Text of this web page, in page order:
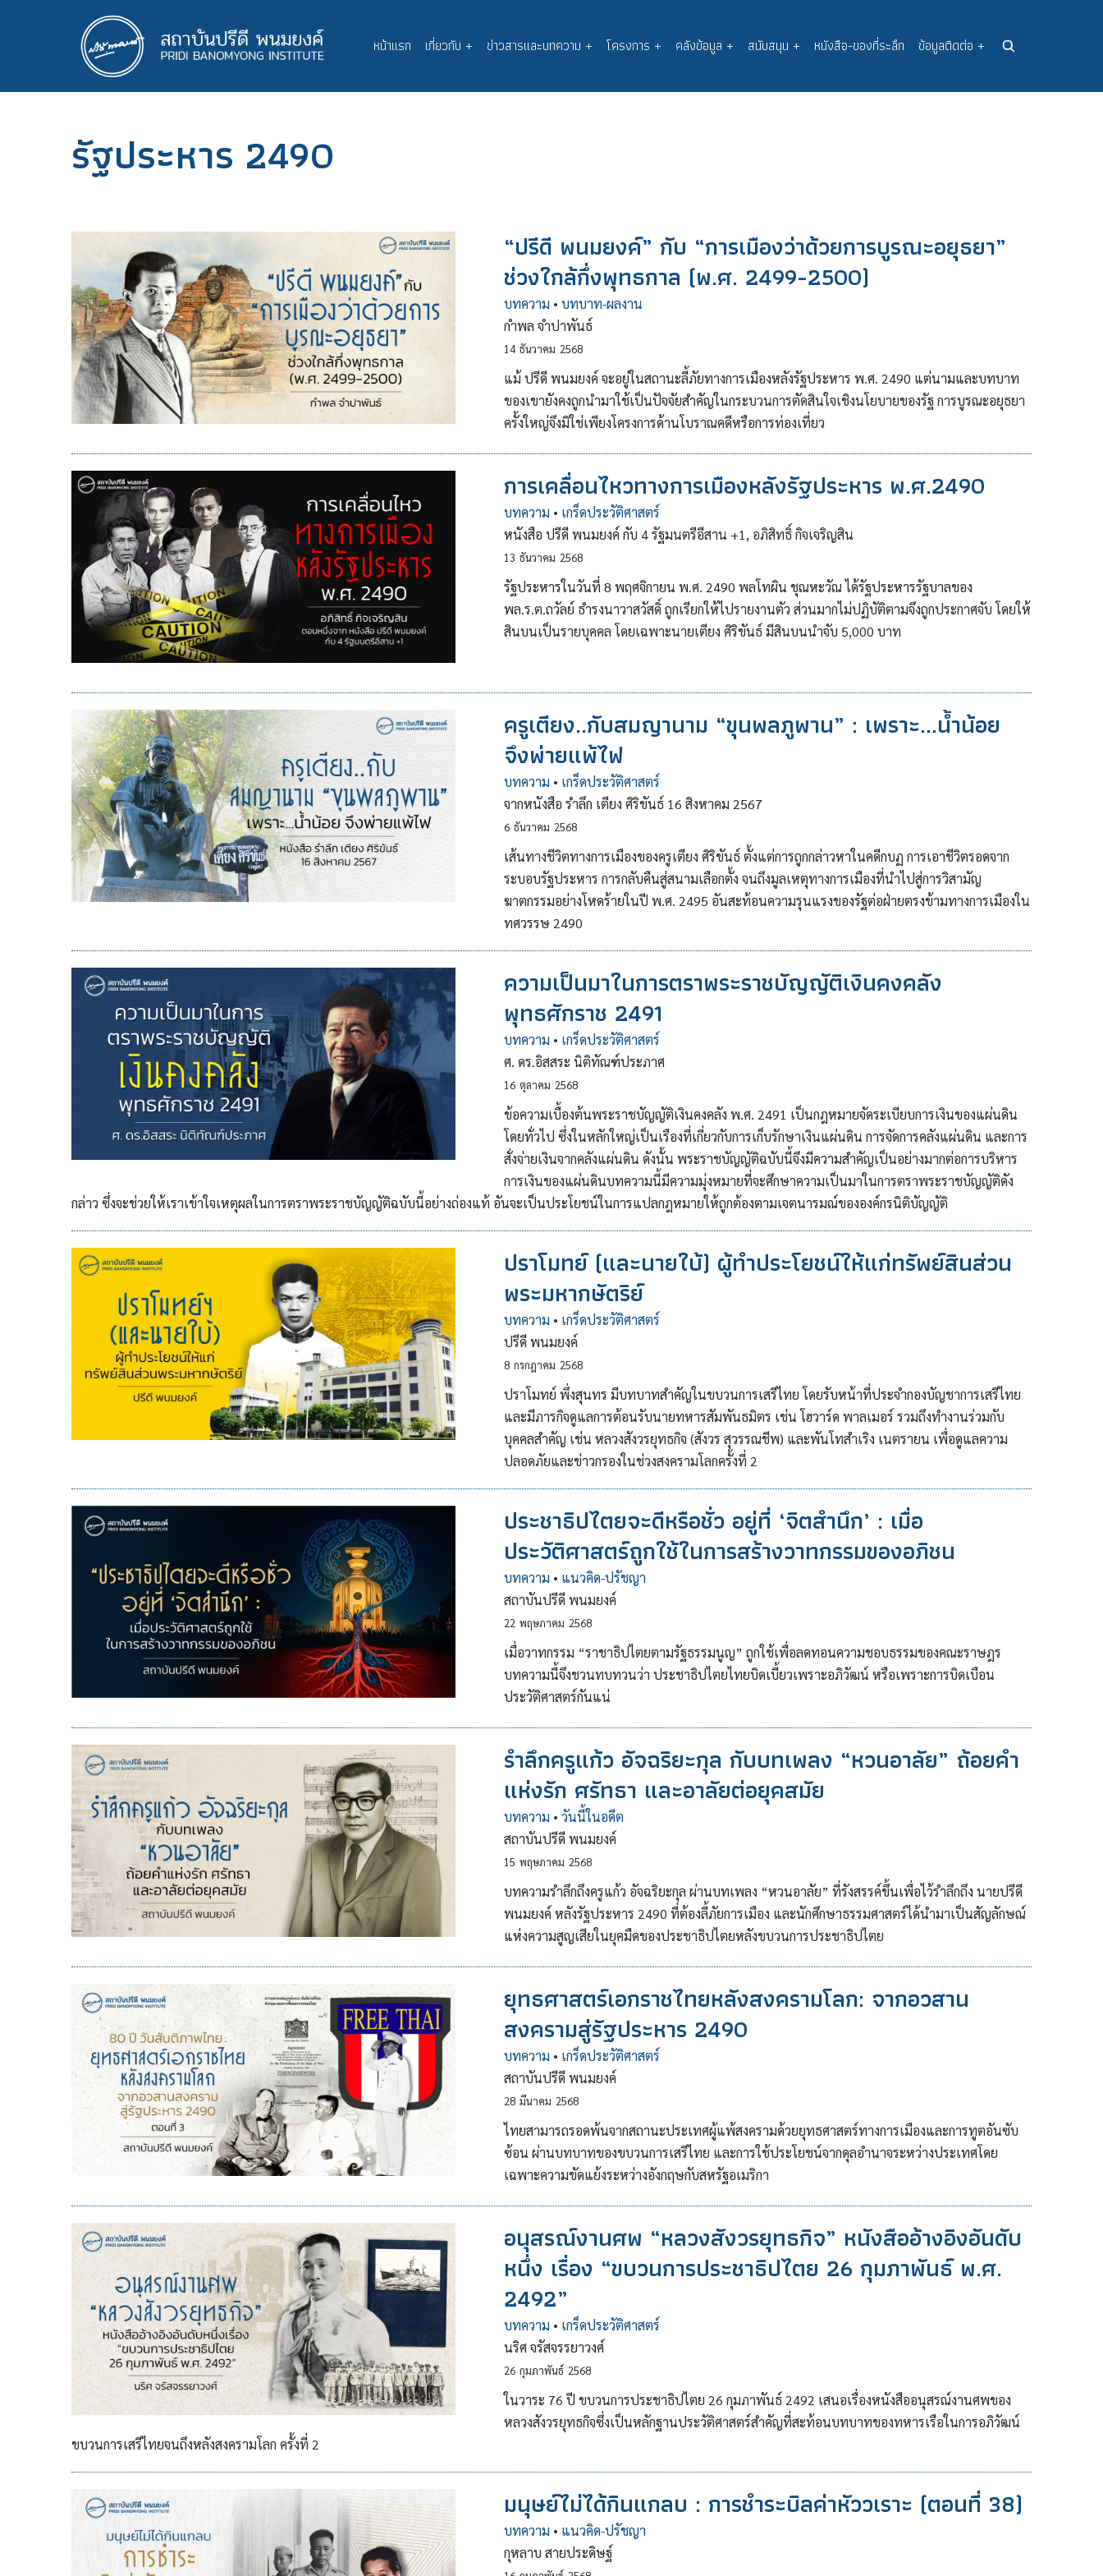
Main
navigation
หน้าแรก เกี่ยวกับ + ข่าวสารและบทความ + โครงการ + คลังข้อมูล + สนับสนุน + หนังสือ-ของที่ระลึก ข้อมูลติดต่อ +
รัฐประหาร 2490
“ปรีดี พนมยงค์” กับ “การเมืองว่าด้วยการบูรณะอยุธยา”
ช่วงใกล้กึ่งพุทธกาล (พ.ศ. 2499-2500)
บทความ • บทบาท-ผลงาน
กำพล จำปาพันธ์
14 ธันวาคม 2568
แม้ ปรีดี พนมยงค์ จะอยู่ในสถานะลี้ภัยทางการเมืองหลังรัฐประหาร พ.ศ. 2490 แต่นามและบทบาท
ของเขายังคงถูกนำมาใช้เป็นปัจจัยสำคัญในกระบวนการตัดสินใจเชิงนโยบายของรัฐ การบูรณะอยุธยา
ครั้งใหญ่จึงมิใช่เพียงโครงการด้านโบราณคดีหรือการท่องเที่ยว
การเคลื่อนไหวทางการเมืองหลังรัฐประหาร พ.ศ.2490
บทความ • เกร็ดประวัติศาสตร์
หนังสือ ปรีดี พนมยงค์ กับ 4 รัฐมนตรีอีสาน +1, อภิสิทธิ์ กิจเจริญสิน
13 ธันวาคม 2568
รัฐประหารในวันที่ 8 พฤศจิกายน พ.ศ. 2490 พลโทผิน ชุณหะวัณ ได้รัฐประหารรัฐบาลของ
พล.ร.ต.ถวัลย์ ธำรงนาวาสวัสดิ์ ถูกเรียกให้ไปรายงานตัว ส่วนมากไม่ปฏิบัติตามจึงถูกประกาศจับ โดยให้
สินบนเป็นรายบุคคล โดยเฉพาะนายเตียง ศิริขันธ์ มีสินบนนำจับ 5,000 บาท
ครูเตียง..กับสมญานาม “ขุนพลภูพาน” : เพราะ...น้ำน้อย
จึงพ่ายแพ้ไฟ
บทความ • เกร็ดประวัติศาสตร์
จากหนังสือ รำลึก เตียง ศิริขันธ์ 16 สิงหาคม 2567
6 ธันวาคม 2568
เส้นทางชีวิตทางการเมืองของครูเตียง ศิริขันธ์ ตั้งแต่การถูกกล่าวหาในคดีกบฏ การเอาชีวิตรอดจาก
ระบอบรัฐประหาร การกลับคืนสู่สนามเลือกตั้ง จนถึงมูลเหตุทางการเมืองที่นำไปสู่การวิสามัญ
ฆาตกรรมอย่างโหดร้ายในปี พ.ศ. 2495 อันสะท้อนความรุนแรงของรัฐต่อฝ่ายตรงข้ามทางการเมืองใน
ทศวรรษ 2490
ความเป็นมาในการตราพระราชบัญญัติเงินคงคลัง
พุทธศักราช 2491
บทความ • เกร็ดประวัติศาสตร์
ศ. ดร.อิสสระ นิติทัณฑ์ประภาศ
16 ตุลาคม 2568
ข้อความเบื้องต้นพระราชบัญญัติเงินคงคลัง พ.ศ. 2491 เป็นกฎหมายจัดระเบียบการเงินของแผ่นดิน
โดยทั่วไป ซึ่งในหลักใหญ่เป็นเรืองที่เกี่ยวกับการเก็บรักษาเงินแผ่นดิน การจัดการคลังแผ่นดิน และการ
สั่งจ่ายเงินจากคลังแผ่นดิน ดังนั้น พระราชบัญญัติฉบับนี้จึงมีความสำคัญเป็นอย่างมากต่อการบริหาร
การเงินของแผ่นดินบทความนี้มีความมุ่งหมายที่จะศึกษาความเป็นมาในการตราพระราชบัญญัติดัง
กล่าว ซึ่งจะช่วยให้เราเข้าใจเหตุผลในการตราพระราชบัญญัติฉบับนี้อย่างถ่องแท้ อันจะเป็นประโยชน์ในการแปลกฎหมายให้ถูกต้องตามเจตนารมณ์ขององค์กรนิติบัญญัติ
ปราโมทย์ (และนายใบ้) ผู้ทำประโยชน์ให้แก่ทรัพย์สินส่วน
พระมหากษัตริย์
บทความ • เกร็ดประวัติศาสตร์
ปรีดี พนมยงค์
8 กรกฎาคม 2568
ปราโมทย์ พึ่งสุนทร มีบทบาทสำคัญในขบวนการเสรีไทย โดยรับหน้าที่ประจำกองบัญชาการเสรีไทย
และมีภารกิจดูแลการต้อนรับนายทหารสัมพันธมิตร เช่น โฮวาร์ด พาลเมอร์ รวมถึงทำงานร่วมกับ
บุคคลสำคัญ เช่น หลวงสังวรยุทธกิจ (สังวร สุวรรณชีพ) และพันโทสำเริง เนตรายน เพื่อดูแลความ
ปลอดภัยและข่าวกรองในช่วงสงครามโลกครั้งที่ 2
ประชาธิปไตยจะดีหรือชั่ว อยู่ที่ ‘จิตสำนึก’ : เมื่อ
ประวัติศาสตร์ถูกใช้ในการสร้างวาทกรรมของอภิชน
บทความ • แนวคิด-ปรัชญา
สถาบันปรีดี พนมยงค์
22 พฤษภาคม 2568
เมื่อวาทกรรม “ราชาธิปไตยตามรัฐธรรมนูญ” ถูกใช้เพื่อลดทอนความชอบธรรมของคณะราษฎร
บทความนี้จึงชวนทบทวนว่า ประชาธิปไตยไทยบิดเบี้ยวเพราะอภิวัฒน์ หรือเพราะการบิดเบือน
ประวัติศาสตร์กันแน่
รำลึกครูแก้ว อัจฉริยะกุล กับบทเพลง “หวนอาลัย” ถ้อยคำ
แห่งรัก ศรัทธา และอาลัยต่อยุคสมัย
บทความ • วันนี้ในอดีต
สถาบันปรีดี พนมยงค์
15 พฤษภาคม 2568
บทความรำลึกถึงครูแก้ว อัจฉริยะกุล ผ่านบทเพลง “หวนอาลัย” ที่รังสรรค์ขึ้นเพื่อไว้รำลึกถึง นายปรีดี
พนมยงค์ หลังรัฐประหาร 2490 ที่ต้องลี้ภัยการเมือง และนักศึกษาธรรมศาสตร์ได้นำมาเป็นสัญลักษณ์
แห่งความสูญเสียในยุคมืดของประชาธิปไตยหลังขบวนการประชาธิปไตย
ยุทธศาสตร์เอกราชไทยหลังสงครามโลก: จากอวสาน
สงครามสู่รัฐประหาร 2490
บทความ • เกร็ดประวัติศาสตร์
สถาบันปรีดี พนมยงค์
28 มีนาคม 2568
ไทยสามารถรอดพ้นจากสถานะประเทศผู้แพ้สงครามด้วยยุทธศาสตร์ทางการเมืองและการทูตอันซับ
ซ้อน ผ่านบทบาทของขบวนการเสรีไทย และการใช้ประโยชน์จากดุลอำนาจระหว่างประเทศโดย
เฉพาะความขัดแย้งระหว่างอังกฤษกับสหรัฐอเมริกา
อนุสรณ์งานศพ “หลวงสังวรยุทธกิจ” หนังสืออ้างอิงอันดับ
หนึ่ง เรื่อง “ขบวนการประชาธิปไตย 26 กุมภาพันธ์ พ.ศ.
2492”
บทความ • เกร็ดประวัติศาสตร์
นริศ จรัสจรรยาวงศ์
26 กุมภาพันธ์ 2568
ในวาระ 76 ปี ขบวนการประชาธิปไตย 26 กุมภาพันธ์ 2492 เสนอเรื่องหนังสืออนุสรณ์งานศพของ
หลวงสังวรยุทธกิจซึ่งเป็นหลักฐานประวัติศาสตร์สำคัญที่สะท้อนบทบาทของทหารเรือในการอภิวัฒน์
ขบวนการเสรีไทยจนถึงหลังสงครามโลก ครั้งที่ 2
มนุษย์ไม่ได้กินแกลบ : การชำระบิลค่าหัววเราะ (ตอนที่ 38)
บทความ • แนวคิด-ปรัชญา
กุหลาบ สายประดิษฐ์